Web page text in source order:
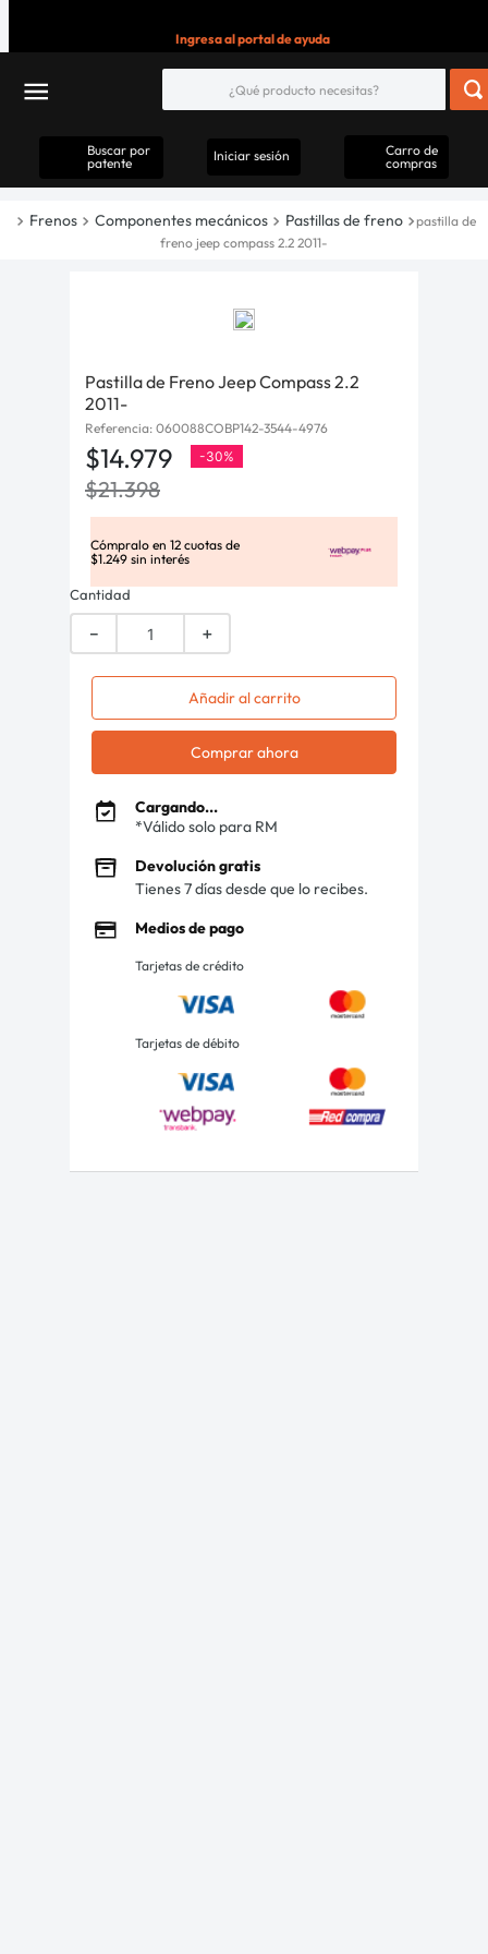
Ingresa al portal de ayuda
Buscar por
patente
Iniciar sesión
Carro de
compras
Frenos Componentes mecánicos Pastillas de freno
pastilla de
freno jeep compass 2.2 2011-
Pastilla de Freno Jeep Compass 2.2
2011-
Referencia: 060088COBP142-3544-4976
$14.979 -30%
$21.398
Cómpralo en 12 cuotas de
$1.249 sin interés
Cantidad
＋
－
Añadir al carrito
Comprar ahora
Cargando...
*Válido solo para RM
Devolución gratis
Tienes 7 días desde que lo recibes.
Medios de pago
Tarjetas de crédito
Tarjetas de débito